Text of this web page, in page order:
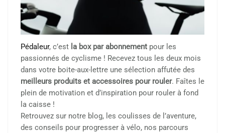
Pédaleur, c’est la box par abonnement pour les
passionnés de cyclisme ! Recevez tous les deux mois
dans votre boite-aux-lettre une sélection affutée des
meilleurs produits et accessoires pour rouler. Faîtes le
plein de motivation et d’inspiration pour rouler à fond
la caisse !
Retrouvez sur notre blog, les coulisses de l’aventure,
des conseils pour progresser à vélo, nos parcours